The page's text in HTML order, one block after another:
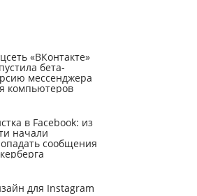
«ВКонтакте»
бета-
мессенджера
компьютеров
в Facebook: из
начали
сообщения
для Instagram